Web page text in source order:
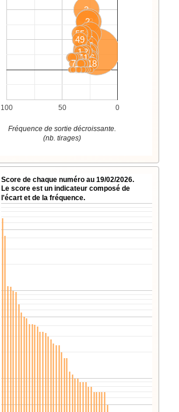
5
3
43
2
8
45
56
6
44
20
54
55
15
21
49
16
26
29
18
50
52
1
24
51
17
11
7
4
9
100 50 0
Fréquence de sortie décroissante.
(nb. tirages)
Score de chaque numéro au 19/02/2026.
Le score est un indicateur composé de
l'écart et de la fréquence.